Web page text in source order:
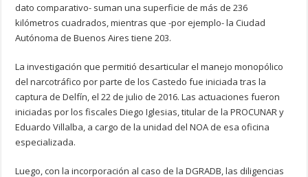
dato comparativo- suman una superficie de más de 236
kilómetros cuadrados, mientras que -por ejemplo- la Ciudad
Autónoma de Buenos Aires tiene 203.
La investigación que permitió desarticular el manejo monopólico
del narcotráfico por parte de los Castedo fue iniciada tras la
captura de Delfín, el 22 de julio de 2016. Las actuaciones fueron
iniciadas por los fiscales Diego Iglesias, titular de la PROCUNAR y
Eduardo Villalba, a cargo de la unidad del NOA de esa oficina
especializada.
Luego, con la incorporación al caso de la DGRADB, las diligencias